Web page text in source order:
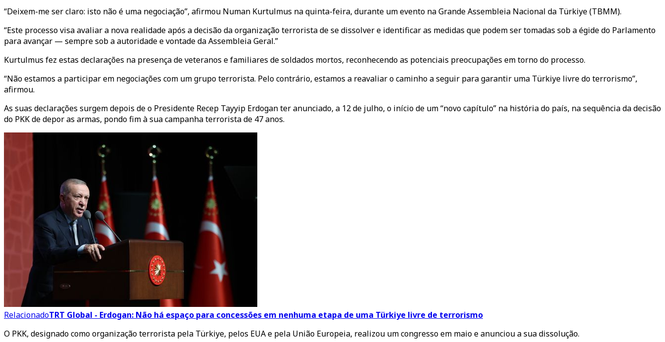
“Deixem-me ser claro: isto não é uma negociação”, afirmou Numan Kurtulmus na quinta-feira, durante um evento na Grande Assembleia Nacional da Türkiye (TBMM).
“Este processo visa avaliar a nova realidade após a decisão da organização terrorista de se dissolver e identificar as medidas que podem ser tomadas sob a égide do Parlamento
para avançar — sempre sob a autoridade e vontade da Assembleia Geral.”
Kurtulmus fez estas declarações na presença de veteranos e familiares de soldados mortos, reconhecendo as potenciais preocupações em torno do processo.
“Não estamos a participar em negociações com um grupo terrorista. Pelo contrário, estamos a reavaliar o caminho a seguir para garantir uma Türkiye livre do terrorismo”,
afirmou.
As suas declarações surgem depois de o Presidente Recep Tayyip Erdogan ter anunciado, a 12 de julho, o início de um “novo capítulo” na história do país, na sequência da decisão
do PKK de depor as armas, pondo fim à sua campanha terrorista de 47 anos.
RelacionadoTRT Global - Erdogan: Não há espaço para concessões em nenhuma etapa de uma Türkiye livre de terrorismo
O PKK, designado como organização terrorista pela Türkiye, pelos EUA e pela União Europeia, realizou um congresso em maio e anunciou a sua dissolução.